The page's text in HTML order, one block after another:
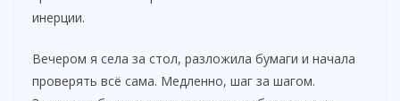
инерции.
Вечером я села за стол, разложила бумаги и начала
проверять всё сама. Медленно, шаг за шагом.